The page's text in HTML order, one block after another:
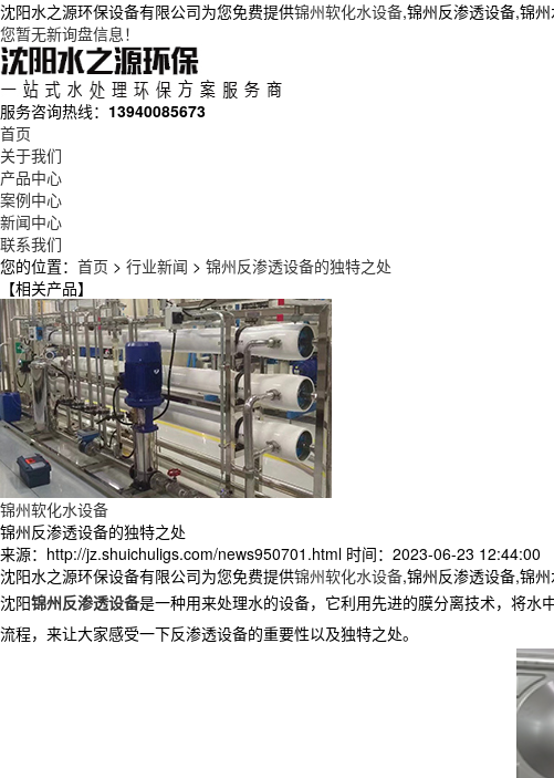
沈阳水之源环保设备有限公司为您免费提供锦州软化水设备,锦州反渗透设备,锦
您暂无新询盘信息！
服务咨询热线： 13940085673
首页
关于我们
产品中心
案例中心
新闻中心
联系我们
您的位置： 首页 > 行业新闻 > 锦州反渗透设备的独特之处
锦州反渗透设备的独特之处
来源：http://jz.shuichuligs.com/news950701.html 时间：2023-06-23 12:44:00
沈阳水之源环保设备有限公司为您免费提供锦州软化水设备,锦州反渗透设备,锦
沈阳锦州反渗透设备是一种用来处理水的设备，它利用先进的膜分离技术，将
流程，来让大家感受一下反渗透设备的重要性以及独特之处。
【相关产品】
锦州软化水设备